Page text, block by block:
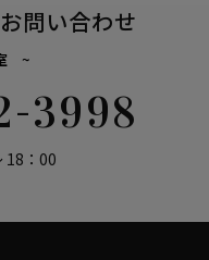
問い合わせ
~
3998
18：00